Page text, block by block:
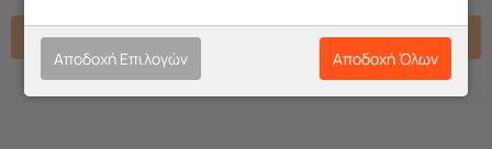
Βιντεο
Αποδοχή Επιλογών Αποδοχή Όλων